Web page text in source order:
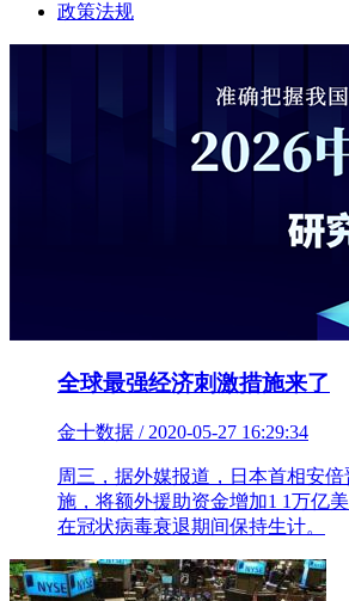
政策法规
全球最强经济刺激措施来了
金十数据 / 2020-05-27 16:29:34
周三，据外媒报道，日本首相安
施，将额外援助资金增加1 1万亿
在冠状病毒衰退期间保持生计。